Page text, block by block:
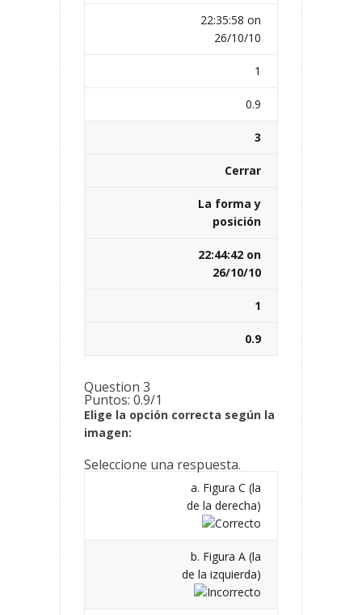
22:35:58 on
26/10/10
1
0.9
3
Cerrar
La forma y
posición
22:44:42 on
26/10/10
1
0.9
Question 3
Puntos: 0.9/1
Elige la opción correcta según la
imagen:
Seleccione una respuesta.
a. Figura C (la
de la derecha)
b. Figura A (la
de la izquierda)